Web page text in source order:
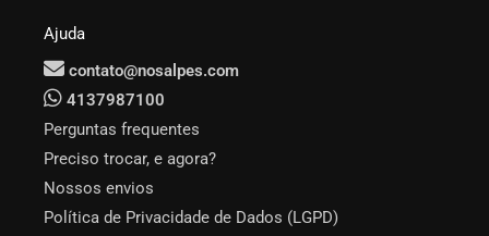
Ajuda
contato@nosalpes.com
4137987100
Perguntas frequentes
Preciso trocar, e agora?
Nossos envios
Política de Privacidade de Dados (LGPD)